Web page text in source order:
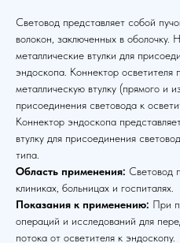
Световод представляет собой
волокон, заключенных в оболочку.
металлические втулки для
эндоскопа. Коннектор
металлическую втулку (прямого и
присоединения световода к
Коннектор эндоскопа
втулку для присоединения
типа.
Область применения: Световод
клиниках, больницах и госпиталях.
Показания к применению: При
операций и исследований для
потока от осветителя к эндоскопу.